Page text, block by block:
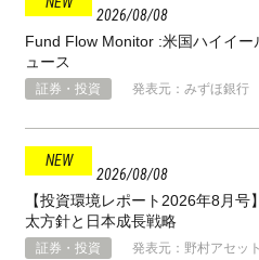
2026 08 08
Fund Flow Monitor :米国ハイイ
ュース
証券・投資 発表元：みずほ銀行
2026 08 08
【投資環境レポート2026年8月
太方針と⽇本成⻑戦略
証券・投資 発表元：野村アセッ